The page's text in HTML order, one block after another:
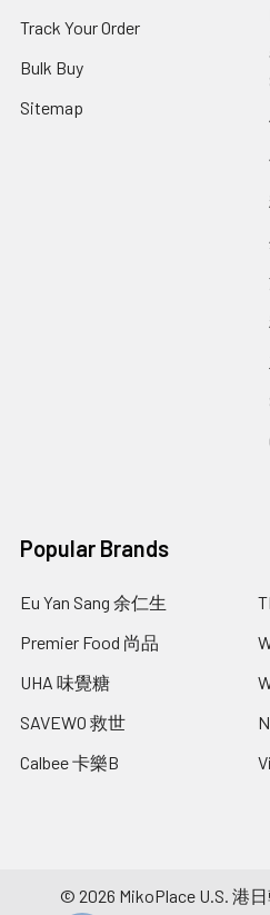
Track Your Order
Bulk Buy
Sitemap
Popular Brands
Eu Yan Sang 余仁生
Premier Food 尚品
UHA 味覺糖
SAVEWO 救世
Calbee 卡樂B
© 2026 MikoPlace U.S. 港